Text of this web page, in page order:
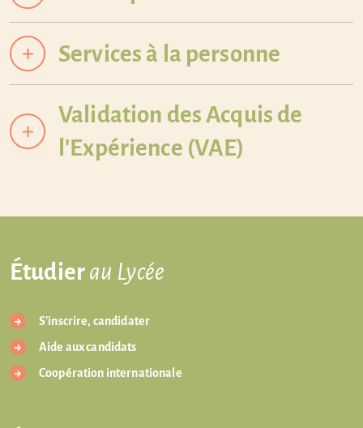
Services à la personne
Validation des Acquis de
l'Expérience (VAE)
Étudierau Lycée
S'inscrire, candidater
Aide aux candidats
Coopération internationale